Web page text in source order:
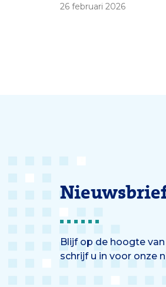
werkelijkheid. Een
26 februari 2026
Blijf op de hoogte
schrijf u in voor onze